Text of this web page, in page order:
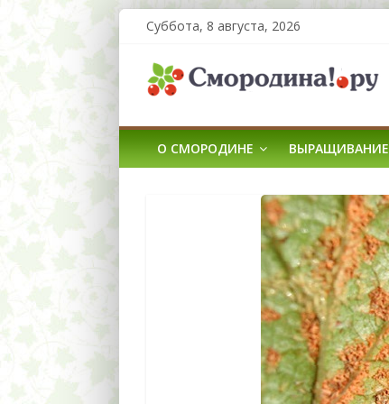
Суббота, 8 августа, 2026
О СМОРОДИНЕ ВЫРАЩИВАНИЕ